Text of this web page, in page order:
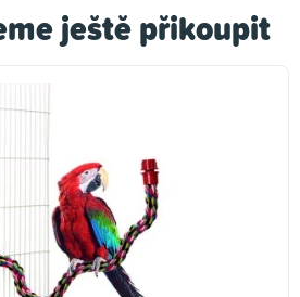
ještě přikoupit